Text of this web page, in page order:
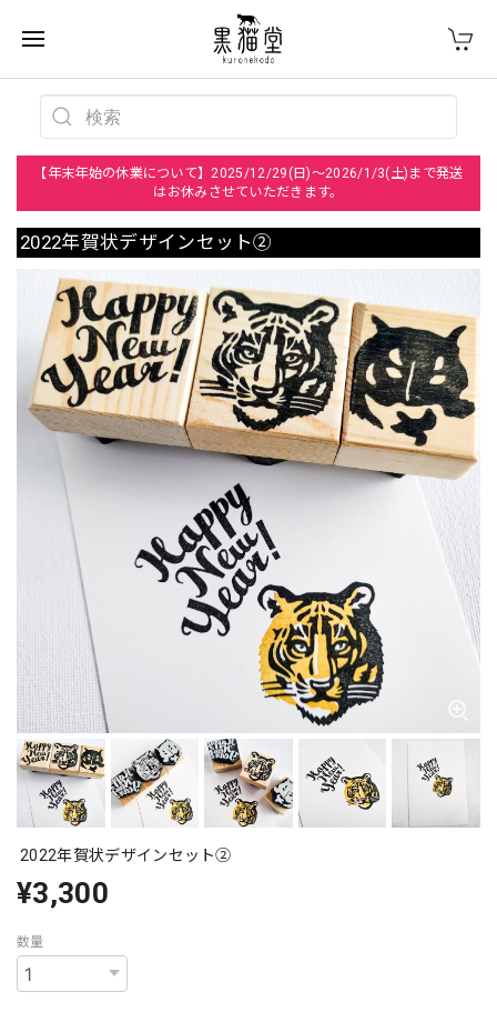
【年末年始の休業について】2025/12/29(日)～2026/1/3(土)まで発送
はお休みさせていただきます。
2022年賀状デザインセット②
2022年賀状デザインセット②
¥3,300
数量